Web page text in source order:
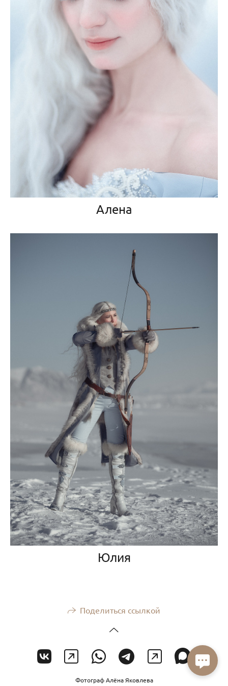
Алена
Юлия
Поделиться ссылкой
Фотограф Алёна Яковлева